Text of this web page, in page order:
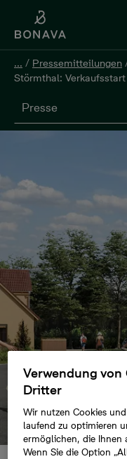
... / Pressemitteilungen
Störmthal:
Presse
Verwendung von
Dritter
Wir nutzen Cookies
laufend zu optimieren
ermöglichen, die Ihnen
Wenn Sie die Option